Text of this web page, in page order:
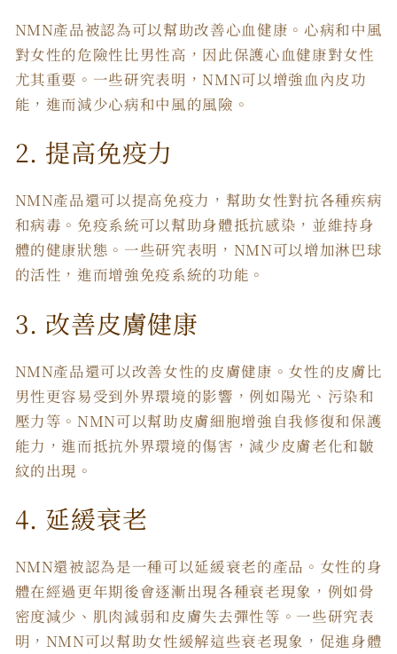
NMN產品被認為可以幫助改善心血健康。心病和中風
對女性的危險性比男性高，因此保護心血健康對女性
尤其重要。一些研究表明，NMN可以增強血內皮功
能，進而減少心病和中風的風險。
2. 提高免疫力
NMN產品還可以提高免疫力，幫助女性對抗各種疾病
和病毒。免疫系統可以幫助身體抵抗感染，並維持身
體的健康狀態。一些研究表明，NMN可以增加淋巴球
的活性，進而增強免疫系統的功能。
3. 改善皮膚健康
NMN產品還可以改善女性的皮膚健康。女性的皮膚比
男性更容易受到外界環境的影響，例如陽光、污染和
壓力等。NMN可以幫助皮膚細胞增強自我修復和保護
能力，進而抵抗外界環境的傷害，減少皮膚老化和皺
紋的出現。
4. 延緩衰老
NMN還被認為是一種可以延緩衰老的產品。女性的身
體在經過更年期後會逐漸出現各種衰老現象，例如骨
密度減少、肌肉減弱和皮膚失去彈性等。一些研究表
明，NMN可以幫助女性緩解這些衰老現象，促進身體